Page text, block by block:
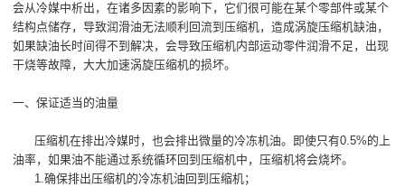
会从冷媒中析出，在诸多因素的影响下，它们很可能在某个零部件或某个
结构点储存，导致润滑油无法顺利回流到压缩机，造成涡旋压缩机缺油，
如果缺油长时间得不到解决，会导致压缩机内部运动零件润滑不足，出现
干烧等故障，大大加速涡旋压缩机的损坏。
一、保证适当的油量
压缩机在排出冷媒时，也会排出微量的冷冻机油。即使只有0.5%的上
油率，如果油不能通过系统循环回到压缩机中，压缩机将会烧坏。
1.确保排出压缩机的冷冻机油回到压缩机；